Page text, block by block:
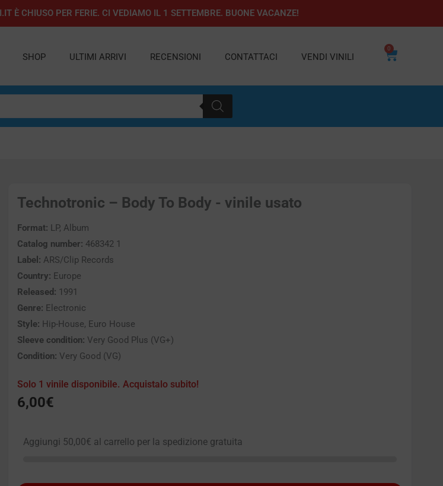
È CHIUSO PER FERIE. CI VEDIAMO IL 1 SETTEMBRE. BUONE VACANZE!
SHOP ULTIMI ARRIVI RECENSIONI CONTATTACI VENDI VINILI
0
Carrello
Technotronic – Body To Body - vinile usato
Format: LP, Album
Catalog number: 468342 1
Label: ARS/Clip Records
Country: Europe
Released: 1991
Genre: Electronic
Style: Hip-House, Euro House
Sleeve condition: Very Good Plus (VG+)
Condition: Very Good (VG)
Solo 1 vinile disponibile. Acquistalo subito!
6,00€
Aggiungi 50,00€ al carrello per la spedizione gratuita